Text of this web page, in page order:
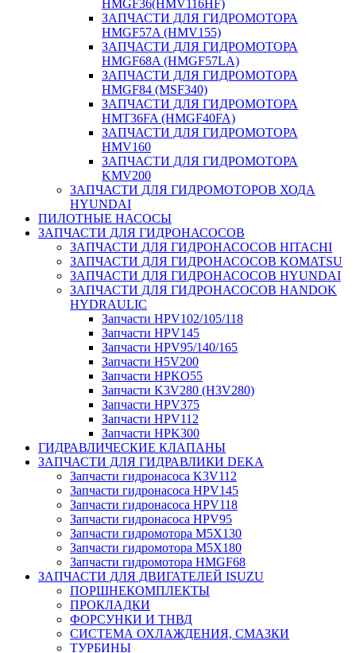
HMGF36(HMV116HF)
ЗАПЧАСТИ ДЛЯ ГИДРОМОТОРА
HMGF57A (HMV155)
ЗАПЧАСТИ ДЛЯ ГИДРОМОТОРА
HMGF68A (HMGF57LA)
ЗАПЧАСТИ ДЛЯ ГИДРОМОТОРА
HMGF84 (MSF340)
ЗАПЧАСТИ ДЛЯ ГИДРОМОТОРА
HMT36FA (HMGF40FA)
ЗАПЧАСТИ ДЛЯ ГИДРОМОТОРА
HMV160
ЗАПЧАСТИ ДЛЯ ГИДРОМОТОРА
KMV200
ЗАПЧАСТИ ДЛЯ ГИДРОМОТОРОВ ХОДА
HYUNDAI
ПИЛОТНЫЕ НАСОСЫ
ЗАПЧАСТИ ДЛЯ ГИДРОНАСОСОВ
ЗАПЧАСТИ ДЛЯ ГИДРОНАСОСОВ HITACHI
ЗАПЧАСТИ ДЛЯ ГИДРОНАСОСОВ KOMATSU
ЗАПЧАСТИ ДЛЯ ГИДРОНАСОСОВ HYUNDAI
ЗАПЧАСТИ ДЛЯ ГИДРОНАСОСОВ HANDOK
HYDRAULIC
Запчасти HPV102/105/118
Запчасти HPV145
Запчасти HPV95/140/165
Запчасти H5V200
Запчасти HPKO55
Запчасти K3V280 (H3V280)
Запчасти HPV375
Запчасти HPV112
Запчасти HPK300
ГИДРАВЛИЧЕСКИЕ КЛАПАНЫ
ЗАПЧАСТИ ДЛЯ ГИДРАВЛИКИ DEKA
Запчасти гидронасоса K3V112
Запчасти гидронасоса HPV145
Запчасти гидронасоса HPV118
Запчасти гидронасоса HPV95
Запчасти гидромотора M5X130
Запчасти гидромотора M5X180
Запчасти гидромотора HMGF68
ЗАПЧАСТИ ДЛЯ ДВИГАТЕЛЕЙ ISUZU
ПОРШНЕКОМПЛЕКТЫ
ПРОКЛАДКИ
ФОРСУНКИ И ТНВД
СИСТЕМА ОХЛАЖДЕНИЯ, СМАЗКИ
ТУРБИНЫ